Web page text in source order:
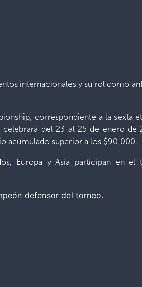
internacionales y su rol como
, correspondiente a la sexta
del 23 al 25 de enero
acumulado superior a los $90,000.
Europa y Asia participan en el
defensor del torneo.